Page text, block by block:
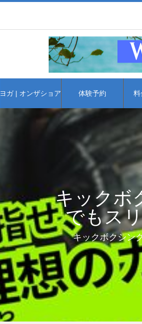
ヨガ | オンザショア 体験予約 料
キックボ
でもス
キックボクシン